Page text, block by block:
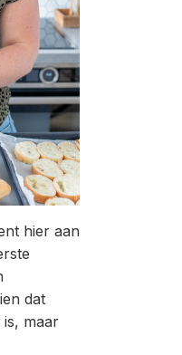
hier aan
dat
maar